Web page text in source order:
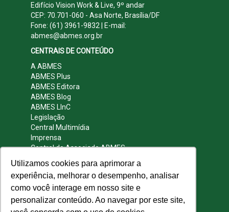
Utilizamos cookies para aprimorar a
experiência, melhorar o desempenho, analisar
como você interage em nosso site e
personalizar conteúdo. Ao navegar por este site,
Edifício Vision Work & Live, 9º andar
CEP: 70.701-060 - Asa Norte, Brasília/DF
Fone: (61) 3961-9832 | E-mail:
abmes@abmes.org.br
CENTRAIS DE CONTEÚDO
A ABMES
ABMES Plus
ABMES Editora
ABMES Blog
ABMES LInC
Legislação
Central Multimídia
Imprensa
Central do Associado ABMES
REDES SOCIAIS